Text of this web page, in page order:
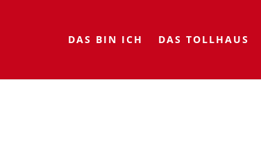
DAS BIN ICH DAS TOLLHAUS